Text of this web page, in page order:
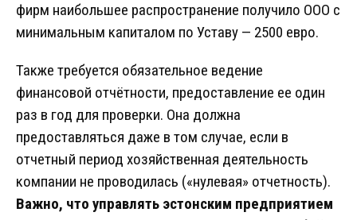
фирм наибольшее распространение получило ООО с
минимальным капиталом по Уставу — 2500 евро.
Также требуется обязательное ведение
финансовой отчётности, предоставление ее один
раз в год для проверки. Она должна
предоставляться даже в том случае, если в
отчетный период хозяйственная деятельность
компании не проводилась («нулевая» отчетность).
Важно, что управлять эстонским предприятием